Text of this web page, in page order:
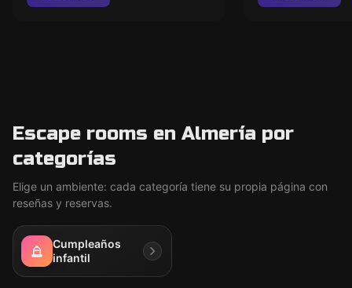
Escape rooms en Almería por
categorías
Elige un ambiente: cada categoría tiene su propia página con
reseñas y reservas.
Cumpleaños
infantil